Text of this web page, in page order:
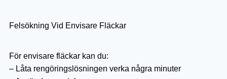
Felsökning Vid Envisare Fläckar
För envisare fläckar kan du:
– Låta rengöringslösningen verka några minuter